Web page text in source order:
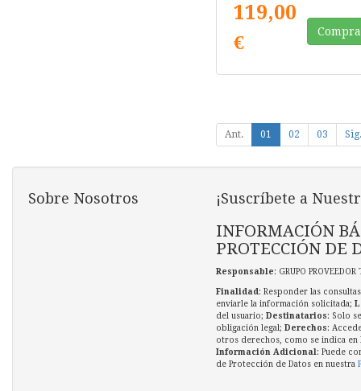
119,00
€
Ant. 01 02 03 Sig.
Sobre Nosotros ¡Suscríbete a
INFORMACIÓN
PROTECCIÓN DE
Responsable: GRUPO
Finalidad: Responder las
enviarle la información solicitada;
del usuario; Destinatarios: Solo
obligación legal; Derechos:
otros derechos, como se indica en
Información Adicional: Puede
de Protección de Datos en nuestra